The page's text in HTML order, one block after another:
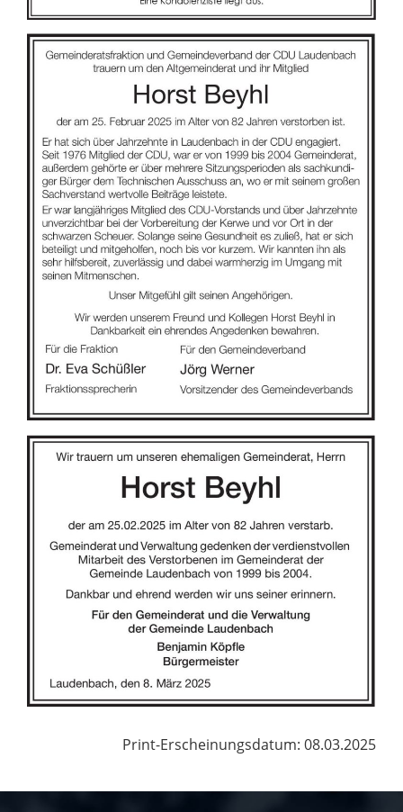
Print-Erscheinungsdatum: 08.03.2025